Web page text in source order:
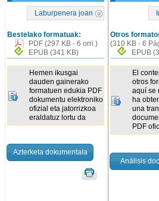
Laburpenera joan
Bestelako formatuak:
PDF (297 KB - 6 orri.)
EPUB (341 KB)
Hemen ikusgai
dauden gainerako
formatuen edukia PDF
dokumentu elektroniko
ofizial eta jatorrizkoa
eraldatuz lortu da
Azterketa dokumentala
Otros
(310 KB - 6
EPUB
El
otros
aquí se
ha
una
PDF
Análisis